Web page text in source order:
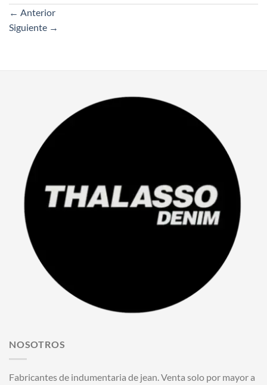
← Anterior
Siguiente →
NOSOTROS
Fabricantes de indumentaria de jean. Venta solo por mayor a